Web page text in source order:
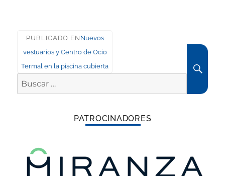
Navegación
de
entradas
PUBLICADO EN Nuevos
vestuarios y Centro de Ocio
Termal en la piscina cubierta
Buscar
por:
PATROCINADORES